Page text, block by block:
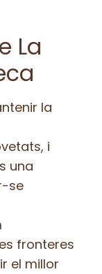
La
la
i
una
se
fronteres
el millor